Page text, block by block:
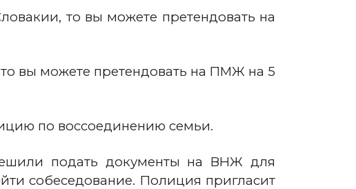
то вы можете претендовать на
вы можете претендовать на ПМЖ на 5
по воссоединению семьи.
подать документы на ВНЖ для
собеседование. Полиция пригласит